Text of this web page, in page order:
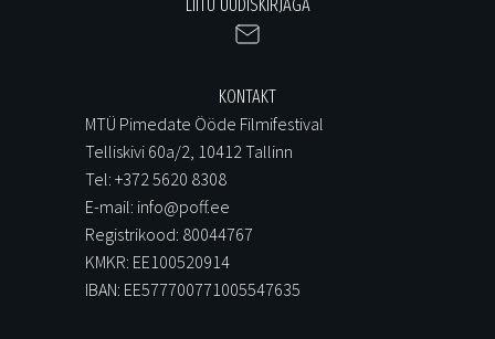
LIITU UUDISKIRJAGA
KONTAKT
MTÜ Pimedate Ööde Filmifestival
Telliskivi 60a/2, 10412 Tallinn
Tel: +372 5620 8308
E-mail: info@poff.ee
Registrikood: 80044767
KMKR: EE100520914
IBAN: EE577700771005547635